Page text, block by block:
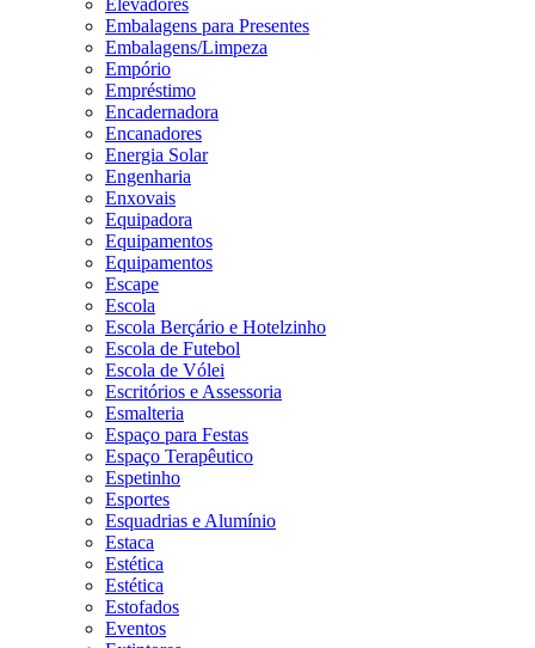
Elevadores
Embalagens para Presentes
Embalagens/Limpeza
Empório
Empréstimo
Encadernadora
Encanadores
Energia Solar
Engenharia
Enxovais
Equipadora
Equipamentos
Equipamentos
Escape
Escola
Escola Berçário e Hotelzinho
Escola de Futebol
Escola de Vólei
Escritórios e Assessoria
Esmalteria
Espaço para Festas
Espaço Terapêutico
Espetinho
Esportes
Esquadrias e Alumínio
Estaca
Estética
Estética
Estofados
Eventos